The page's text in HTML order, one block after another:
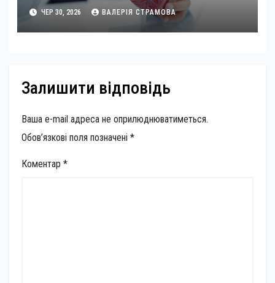
ЧЕР 30, 2026 ВАЛЕРІЯ СТРАМОВА
Залишити відповідь
Ваша e-mail адреса не оприлюднюватиметься.
Обов’язкові поля позначені *
Коментар *